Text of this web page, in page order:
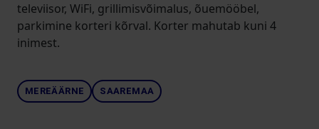
televiisor, WiFi, grillimisvõimalus, õuemööbel,
parkimine korteri kõrval. Korter mahutab kuni 4
inimest.
MEREÄÄRNE SAAREMAA